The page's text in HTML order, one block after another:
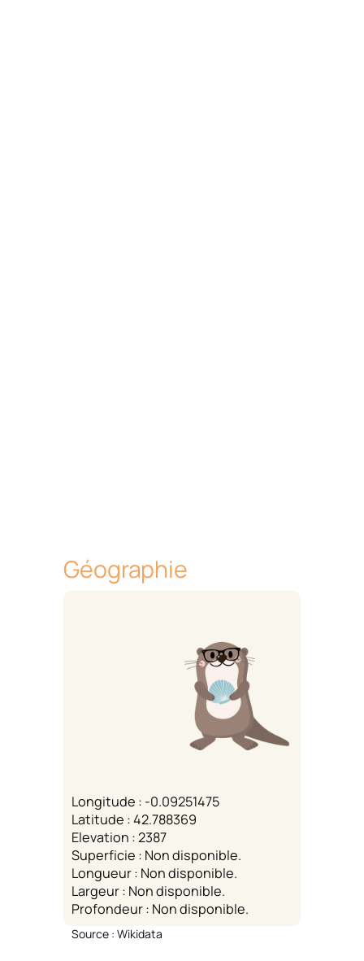
Géographie
Longitude : -0.09251475
Latitude : 42.788369
Elevation : 2387
Superficie : Non disponible.
Longueur : Non disponible.
Largeur : Non disponible.
Profondeur : Non disponible.
Source : Wikidata